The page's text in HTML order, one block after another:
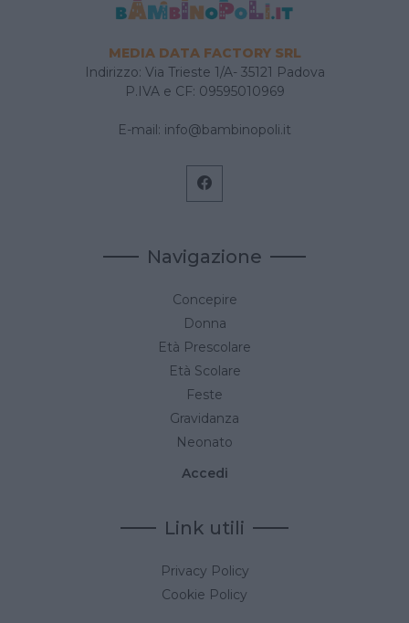
MEDIA DATA FACTORY SRL
Indirizzo: Via Trieste 1/A- 35121 Padova
P.IVA e CF: 09595010969
E-mail: info@bambinopoli.it
Navigazione
Concepire
Donna
Età Prescolare
Età Scolare
Feste
Gravidanza
Neonato
Accedi
Link utili
Privacy Policy
Cookie Policy